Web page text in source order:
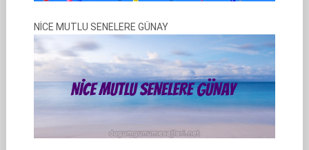
NİCE MUTLU SENELERE GÜNAY